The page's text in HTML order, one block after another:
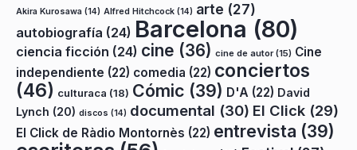
Akira Kurosawa (14) Alfred Hitchcock (14) arte (27)
autobiografía (24) Barcelona (80)
ciencia ficción (24) cine (36) cine de autor(15) Cine
independiente (22) comedia (22) conciertos
(46) culturaca (18) Cómic (39) D'A (22) David
Lynch (20) discos (14) documental (30) El Click (29)
El Click de Ràdio Montornès (22) entrevista (39)